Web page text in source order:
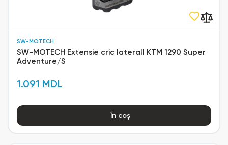
SW-MOTECH
SW-MOTECH Extensie cric laterall KTM 1290 Super
Adventure/S
1.091 MDL
În coș